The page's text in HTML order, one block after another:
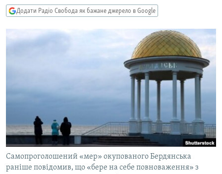
пошуку
УКРАЇНА
ТИ ЯК?
СХЕМИ
ФОТО
ПОДКАСТИ
КРИМ РЕАЛІЇ
РУС
Додати Радіо Свобода як бажане джерело в Google
Самопроголошений «мер» окупованого Бердянська
раніше повідомив, що «бере на себе повноваження» з